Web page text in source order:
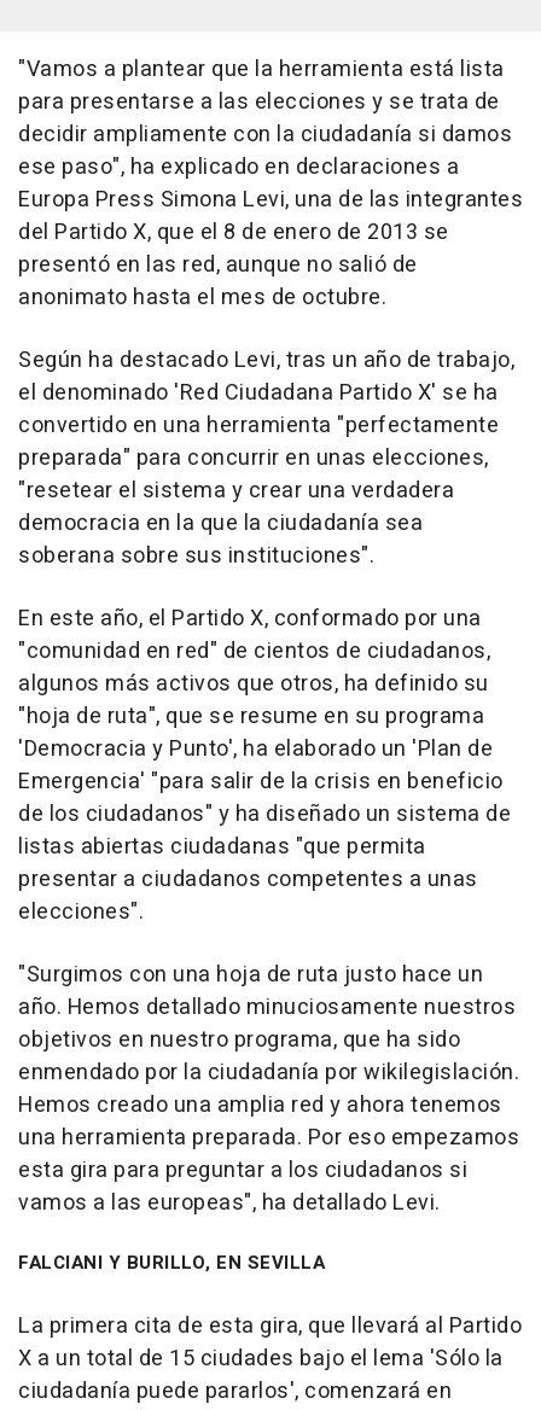
"Vamos a plantear que la herramienta está lista
para presentarse a las elecciones y se trata de
decidir ampliamente con la ciudadanía si damos
ese paso", ha explicado en declaraciones a
Europa Press Simona Levi, una de las integrantes
del Partido X, que el 8 de enero de 2013 se
presentó en las red, aunque no salió de
anonimato hasta el mes de octubre.
Según ha destacado Levi, tras un año de trabajo,
el denominado 'Red Ciudadana Partido X' se ha
convertido en una herramienta "perfectamente
preparada" para concurrir en unas elecciones,
"resetear el sistema y crear una verdadera
democracia en la que la ciudadanía sea
soberana sobre sus instituciones".
En este año, el Partido X, conformado por una
"comunidad en red" de cientos de ciudadanos,
algunos más activos que otros, ha definido su
"hoja de ruta", que se resume en su programa
'Democracia y Punto', ha elaborado un 'Plan de
Emergencia' "para salir de la crisis en beneficio
de los ciudadanos" y ha diseñado un sistema de
listas abiertas ciudadanas "que permita
presentar a ciudadanos competentes a unas
elecciones".
"Surgimos con una hoja de ruta justo hace un
año. Hemos detallado minuciosamente nuestros
objetivos en nuestro programa, que ha sido
enmendado por la ciudadanía por wikilegislación.
Hemos creado una amplia red y ahora tenemos
una herramienta preparada. Por eso empezamos
esta gira para preguntar a los ciudadanos si
vamos a las europeas", ha detallado Levi.
FALCIANI Y BURILLO, EN SEVILLA
La primera cita de esta gira, que llevará al Partido
X a un total de 15 ciudades bajo el lema 'Sólo la
ciudadanía puede pararlos', comenzará en